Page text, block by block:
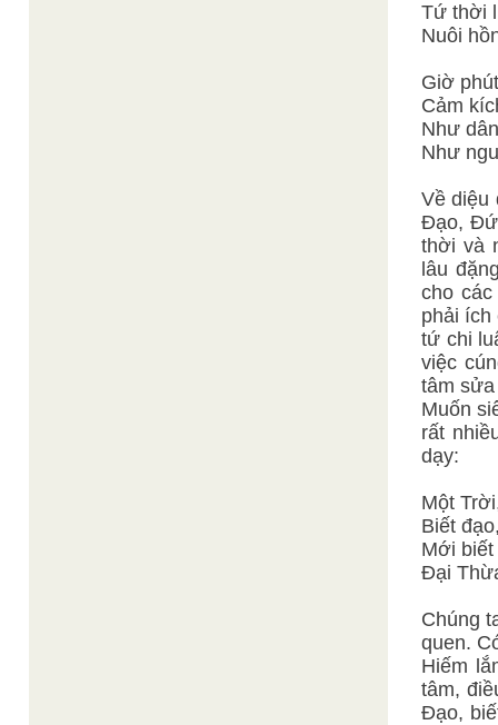
Tứ thời
Nuôi
Giờ
Cảm
Như
Như
Về diệu
Đạo,
thời và
lâu
cho
phải ích
tứ chi
việc
tâm sửa
Muốn
rất
dạy:
Một
Biết
Mới
Đại
Chúng
quen.
Hiếm
tâm,
Đạo,